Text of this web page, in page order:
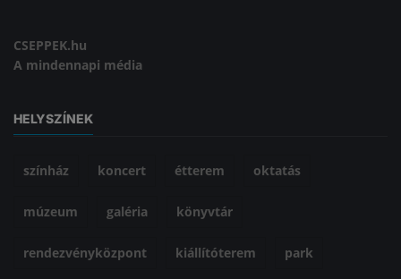
CSEPPEK.hu
A mindennapi média
HELYSZÍNEK
színház koncert étterem oktatás
múzeum galéria könyvtár
rendezvényközpont kiállítóterem park